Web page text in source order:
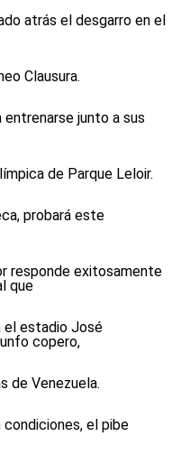
atrás el desgarro en el
Clausura.
junto a sus
de Parque Leloir.
probará este
responde exitosamente
que
el estadio José
copero,
de Venezuela.
condiciones, el pibe